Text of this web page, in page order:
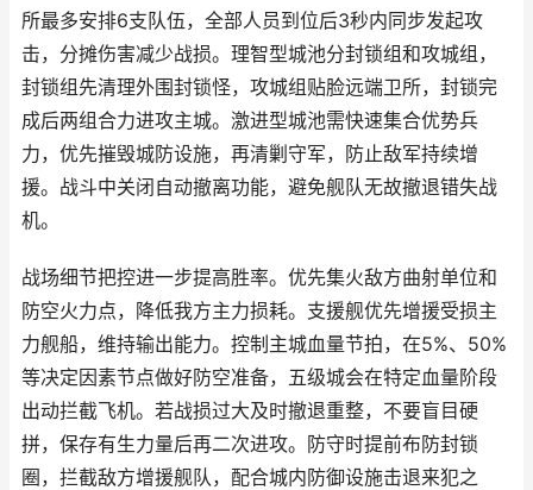
所最多安排6支队伍，全部人员到位后3秒内同步发起攻
击，分摊伤害减少战损。理智型城池分封锁组和攻城组，
封锁组先清理外围封锁怪，攻城组贴脸远端卫所，封锁完
成后两组合力进攻主城。激进型城池需快速集合优势兵
力，优先摧毁城防设施，再清剿守军，防止敌军持续增
援。战斗中关闭自动撤离功能，避免舰队无故撤退错失战
机。
战场细节把控进一步提高胜率。优先集火敌方曲射单位和
防空火力点，降低我方主力损耗。支援舰优先增援受损主
力舰船，维持输出能力。控制主城血量节拍，在5%、50%
等决定因素节点做好防空准备，五级城会在特定血量阶段
出动拦截飞机。若战损过大及时撤退重整，不要盲目硬
拼，保存有生力量后再二次进攻。防守时提前布防封锁
圈，拦截敌方增援舰队，配合城内防御设施击退来犯之